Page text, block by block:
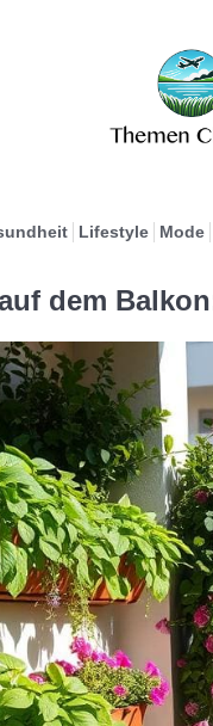
Lifestyle Mode
dem